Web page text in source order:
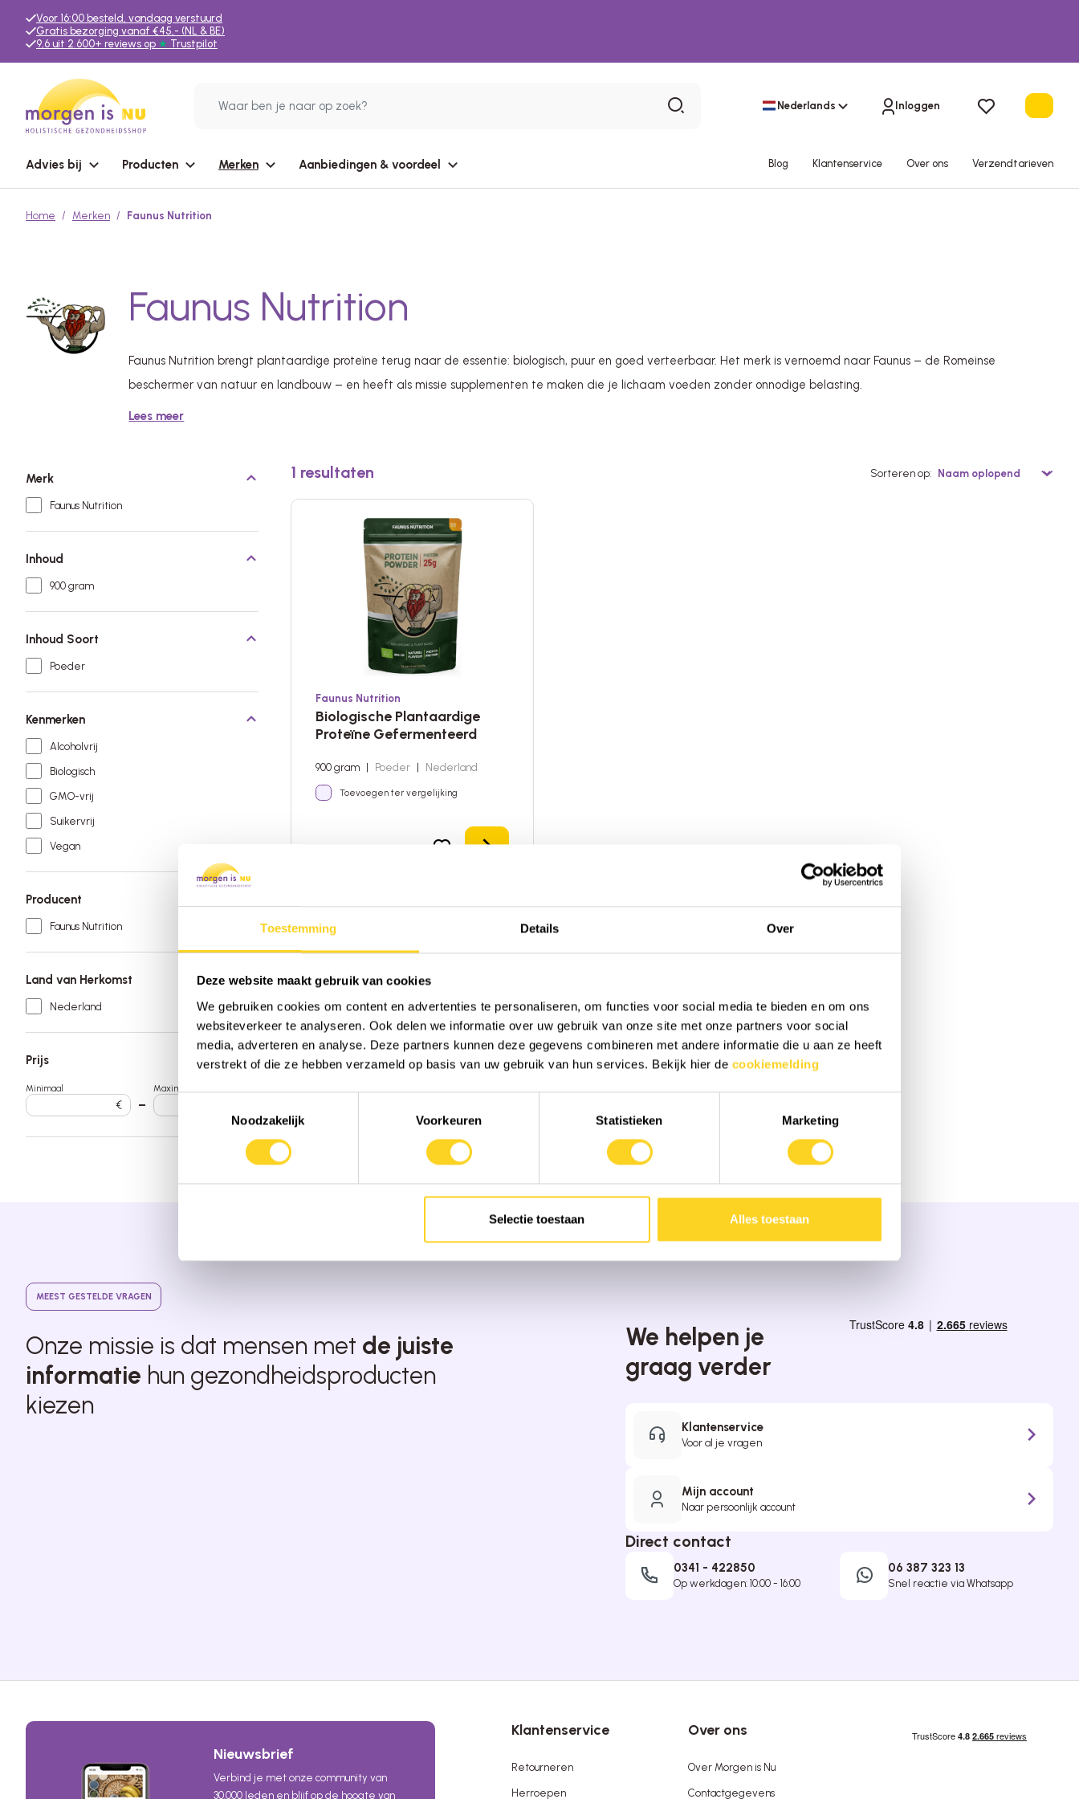
Toestemming Details Over
Deze website maakt gebruik van cookies
We gebruiken cookies om content en advertenties te personaliseren, om functies voor social media te bieden en om ons
websiteverkeer te analyseren. Ook delen we informatie over uw gebruik van onze site met onze partners voor social
media, adverteren en analyse. Deze partners kunnen deze gegevens combineren met andere informatie die u aan ze heeft
verstrekt of die ze hebben verzameld op basis van uw gebruik van hun services. Bekijk hier de cookiemelding
Noodzakelijk
Voorkeuren Statistieken Marketing
Selectie toestaan Alles toestaan
Voor 16:00 besteld, vandaag verstuurd
Gratis bezorging vanaf €45,- (NL & BE)
9,6 uit 2.600+ reviews op ★ Trustpilot
Nederlands Inloggen
Advies bij Producten Merken Aanbiedingen & voordeel Blog Klantenservice Over ons Verzendtarieven
Home Merken Faunus Nutrition
Faunus Nutrition
Faunus Nutrition brengt plantaardige proteïne terug naar de essentie: biologisch, puur en goed verteerbaar. Het merk is vernoemd naar Faunus – de Romeinse
beschermer van natuur en landbouw – en heeft als missie supplementen te maken die je lichaam voeden zonder onnodige belasting.
Lees meer
Merk
Faunus Nutrition
Inhoud
900 gram
Inhoud Soort
Poeder
Kenmerken
Alcoholvrij
Biologisch
GMO-vrij
Suikervrij
Vegan
Producent
Faunus Nutrition
Land van Herkomst
Nederland
Prijs
Minimaal
€ –
Maximaal
1 resultaten Sorteren op
Faunus Nutrition
Biologische Plantaardige
Proteïne Gefermenteerd
900 gram Poeder Nederland
Toevoegen ter vergelijking
MEEST GESTELDE VRAGEN
Onze missie is dat mensen met de juiste
informatie hun gezondheidsproducten
kiezen
We helpen je
graag verder
Klantenservice
Voor al je vragen
Mijn account
Naar persoonlijk account
Direct contact
0341 - 422850
Op werkdagen: 10:00 - 16:00
06 387 323 13
Snel reactie via Whatsapp
Nieuwsbrief
Verbind je met onze community van
30.000 leden en blijf op de hoogte van
Klantenservice
Retourneren
Herroepen
Over ons
Over Morgen is Nu
Contactgegevens